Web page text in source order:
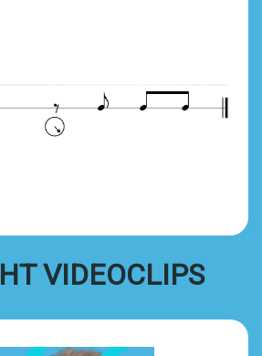
VIDEOCLIPS